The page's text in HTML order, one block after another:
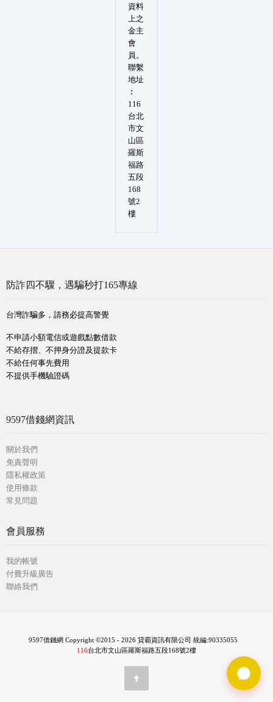
資料
上之
金主
會
員。
聯繫
地址
︰
116
台北
市文
山區
羅斯
福路
五段
168
號2
樓
防詐四不驟，遇騙秒打165專線
台灣詐騙多，請務必提高警覺
不申請小額電信或遊戲點數借款
不給存摺、不押身分證及提款卡
不給任何事先費用
不提供手機驗證碼
9597借錢網資訊
關於我們
免責聲明
隱私權政策
使用條款
常見問題
會員服務
我的帳號
付費升級廣告
聯絡我們
9597借錢網 Copyright ©2015 - 2026 貸霸資訊有限公司 統編:90335055
116台北市文山區羅斯福路五段168號2樓